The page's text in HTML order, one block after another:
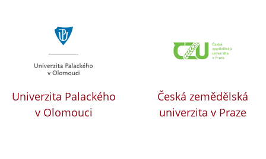
Univerzita Palackého
v Olomouci
Česká zemědělská
univerzita v Praze